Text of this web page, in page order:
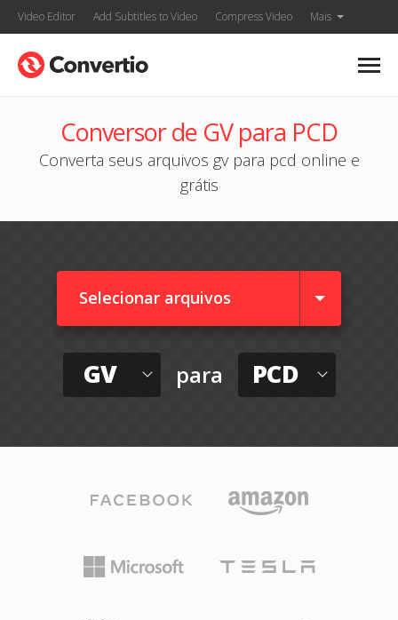
Video Editor Add Subtitles to Video Compress Video Mais
Conversor de GV para PCD
Converta seus arquivos gv para pcd online e
grátis
Selecionar arquivos
GV para PCD